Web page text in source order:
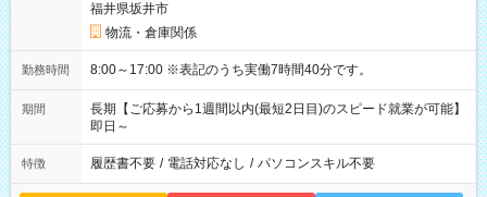
福井県坂井市
物流・倉庫関係
勤務時間 8:00～17:00 ※表記のうち実働7時間40分です。
期間
長期【ご応募から1週間以内(最短2日目)のスピード就業が可能】
即日～
特徴 履歴書不要 / 電話対応なし / パソコンスキル不要